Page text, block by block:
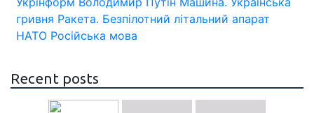
гривня Ракета. Безпілотний літальний апарат
НАТО Російська мова
Recent posts